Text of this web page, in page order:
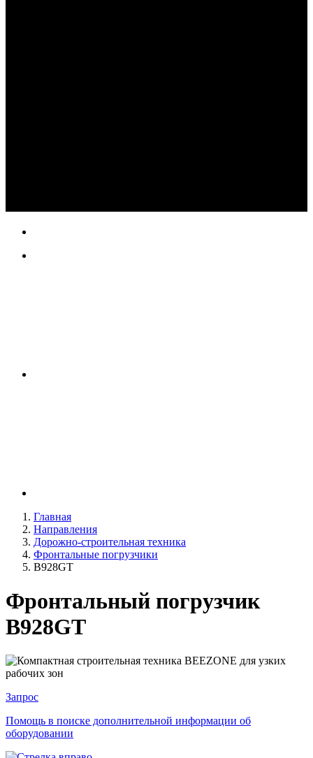
Главная
Направления
Дорожно-строительная техника
Фронтальные погрузчики
B928GT
Фронтальный погрузчик
B928GT
Запрос
Помощь в поиске дополнительной информации об
оборудовании